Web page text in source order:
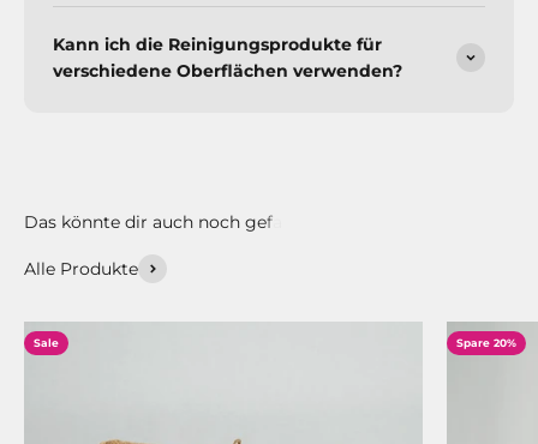
Kann ich die Reinigungsprodukte für
verschiedene Oberflächen verwenden?
Alle Produkte
Sale Spare 20%